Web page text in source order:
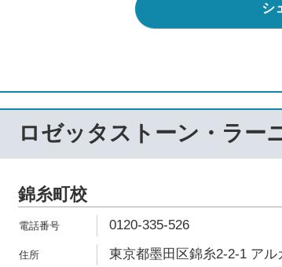
シ
ロゼッタストーン・ラー
錦糸町校
0120-335-526
東京都墨田区錦糸2-2-1 ア